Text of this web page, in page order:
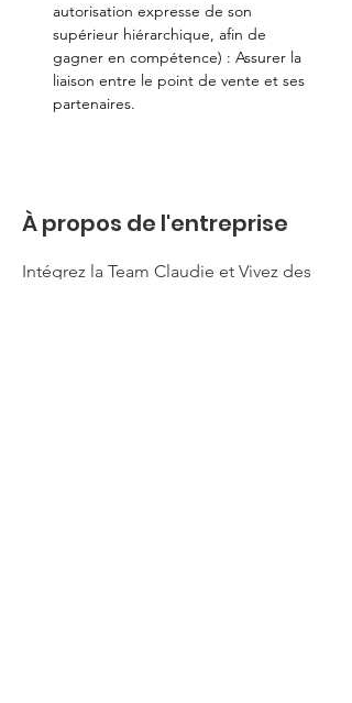
autorisation expresse de son
supérieur hiérarchique, afin de
gagner en compétence) : Assurer la
liaison entre le point de vente et ses
partenaires.
À propos de l'entreprise
Intégrez la Team Claudie et Vivez des